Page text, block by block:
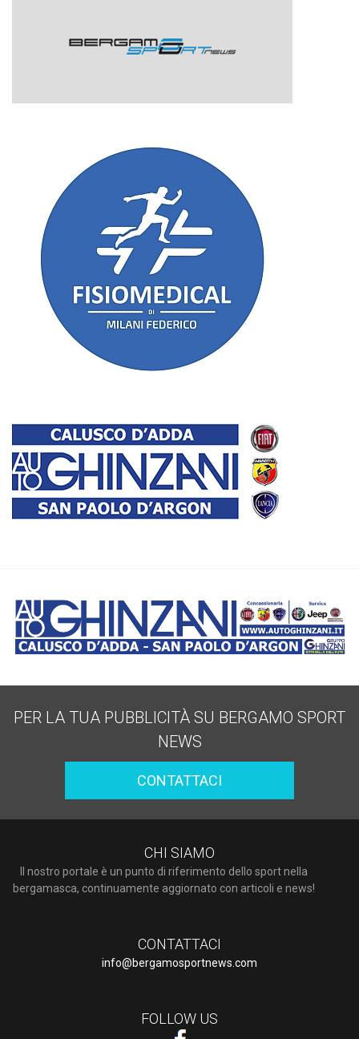
PER LA TUA PUBBLICITÀ SU BERGAMO SPORT
NEWS
CONTATTACI
CHI SIAMO
Il nostro portale è un punto di riferimento dello sport nella
bergamasca, continuamente aggiornato con articoli e news!
CONTATTACI
info@bergamosportnews.com
FOLLOW US